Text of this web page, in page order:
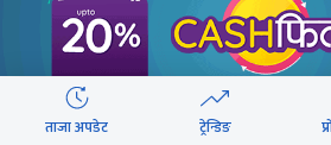
ताजा अपडेट ट्रेन्डिङ